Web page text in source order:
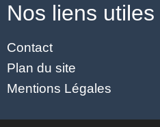
Nos liens utiles
Contact
Plan du site
Mentions Légales